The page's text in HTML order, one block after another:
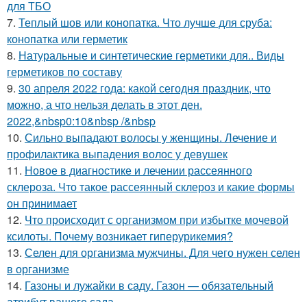
для ТБО
7. Теплый шов или конопатка. Что лучше для сруба:
конопатка или герметик
8. Натуральные и синтетические герметики для.. Виды
герметиков по составу
9. 30 апреля 2022 года: какой сегодня праздник, что
можно, а что нельзя делать в этот ден.
2022,&nbsp0:10&nbsp /&nbsp
10. Сильно выпадают волосы у женщины. Лечение и
профилактика выпадения волос у девушек
11. Новое в диагностике и лечении рассеянного
склероза. Что такое рассеянный склероз и какие формы
он принимает
12. Что происходит с организмом при избытке мочевой
ксилоты. Почему возникает гиперурикемия?
13. Селен для организма мужчины. Для чего нужен селен
в организме
14. Газоны и лужайки в саду. Газон — обязательный